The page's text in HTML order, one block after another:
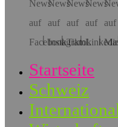
Startseite
Schweiz